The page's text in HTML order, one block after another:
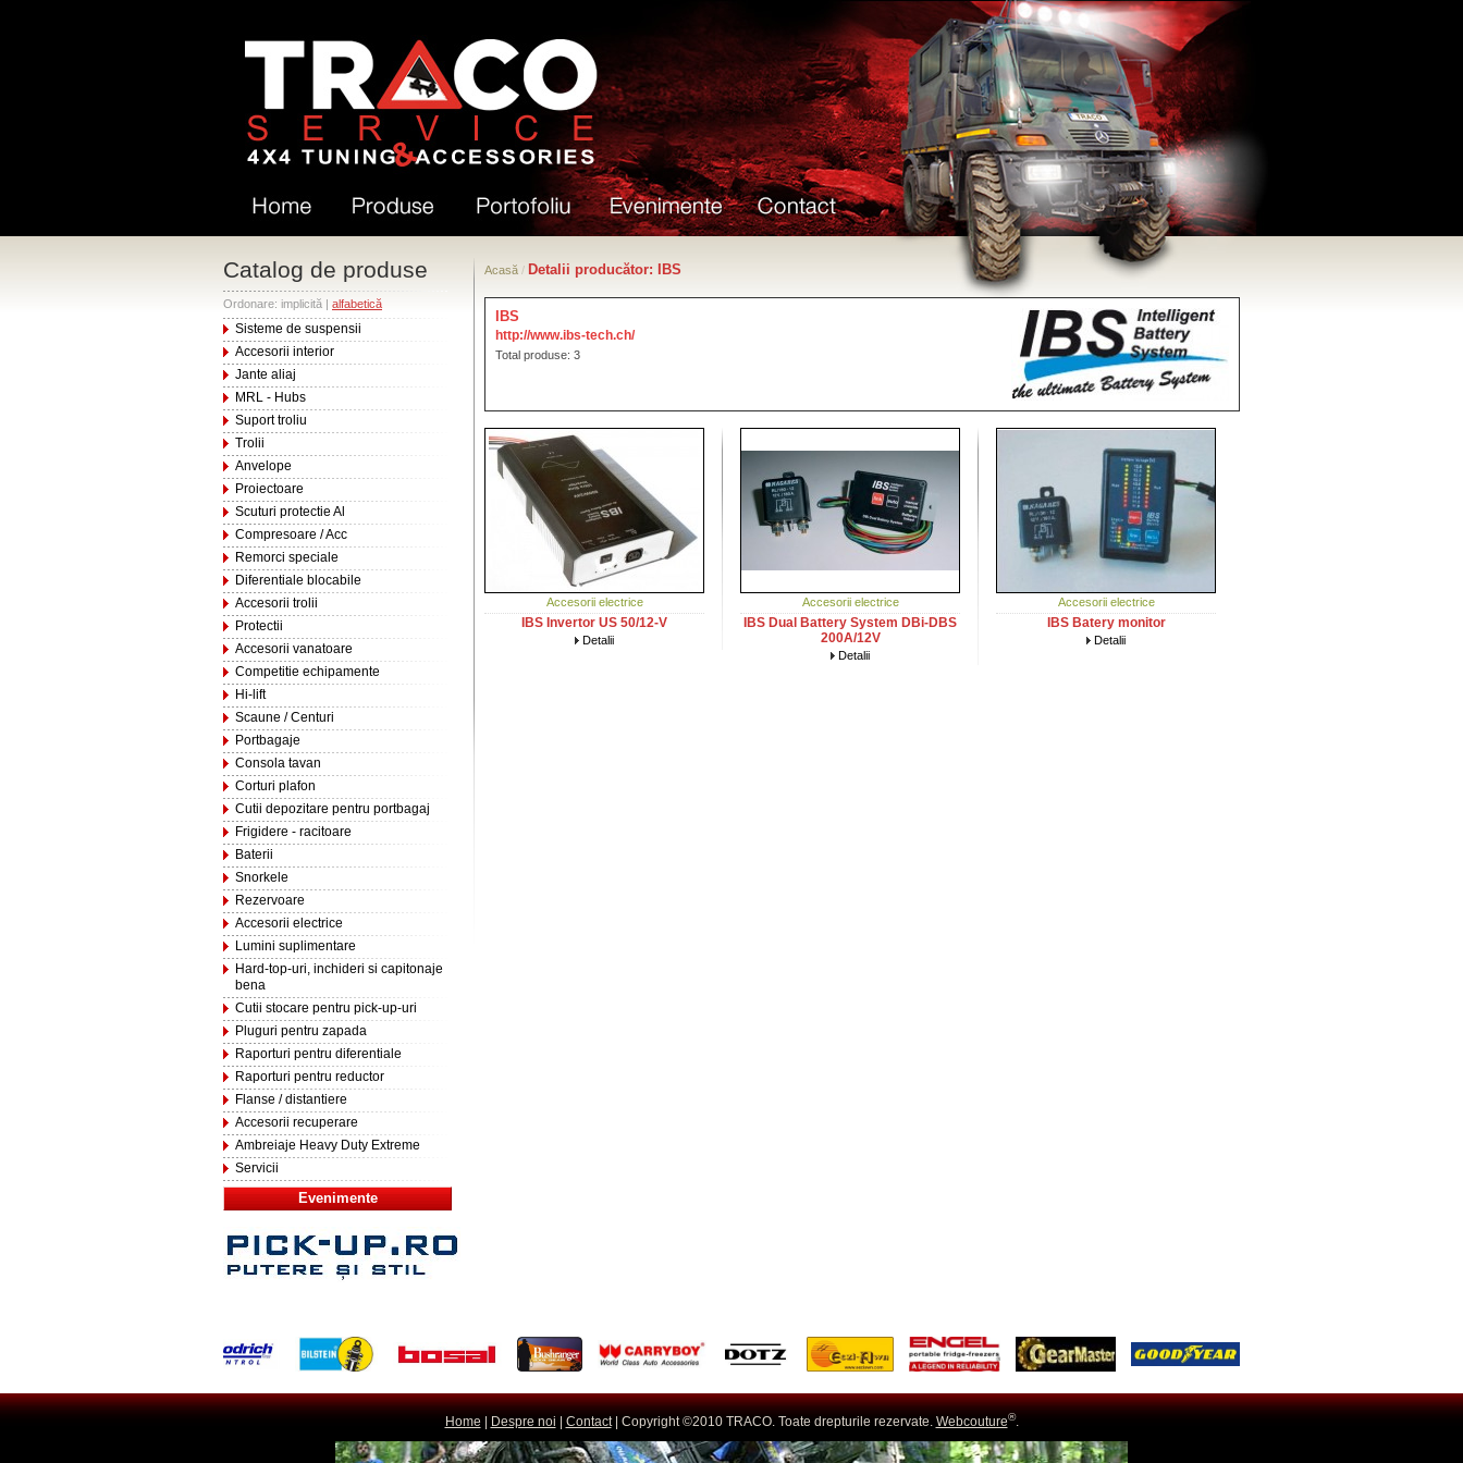
Catalog de produse
Ordonare: implicită | alfabetică
Sisteme de suspensii
Accesorii interior
Jante aliaj
MRL - Hubs
Suport troliu
Trolii
Anvelope
Proiectoare
Scuturi protectie Al
Compresoare / Acc
Remorci speciale
Diferentiale blocabile
Accesorii trolii
Protectii
Accesorii vanatoare
Competitie echipamente
Hi-lift
Scaune / Centuri
Portbagaje
Consola tavan
Corturi plafon
Cutii depozitare pentru portbagaj
Frigidere - racitoare
Baterii
Snorkele
Rezervoare
Accesorii electrice
Lumini suplimentare
Hard-top-uri, inchideri si capitonaje
bena
Cutii stocare pentru pick-up-uri
Pluguri pentru zapada
Raporturi pentru diferentiale
Raporturi pentru reductor
Flanse / distantiere
Accesorii recuperare
Ambreiaje Heavy Duty Extreme
Servicii
Evenimente
Acasă / Detalii producător: IBS
IBS
http://www.ibs-tech.ch/
Total produse: 3
Accesorii electrice
IBS Invertor US 50/12-V
Detalii
Accesorii electrice
IBS Dual Battery System DBi-DBS
200A/12V
Detalii
Accesorii electrice
IBS Batery monitor
Detalii
Home Despre noi Contact| Copyright ©2010 TRACO. Toate drepturile rezervate. Webcouture®.